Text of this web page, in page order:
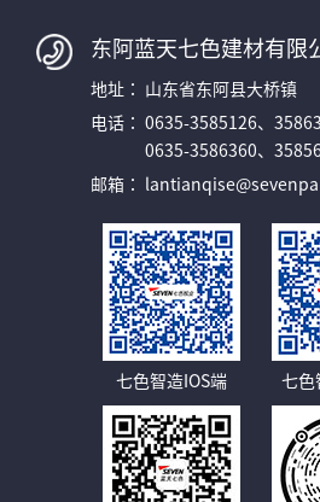
东阿蓝天七色建材有限
地址：
山东省东阿县大桥镇
电话：
0635-3585126、
0635-3586360、
邮箱：
七色智造IOS端 七色